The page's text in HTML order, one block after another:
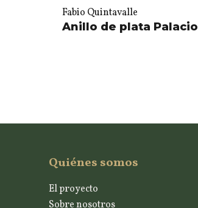
Fabio Quintavalle
Anillo de plata Palacio
Quiénes somos
El proyecto
Sobre nosotros